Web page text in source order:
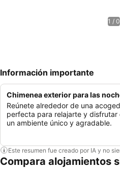
1 / 0
Información importante
Chimenea exterior para las
Reúnete alrededor de una
perfecta para relajarte y disfrutar
un ambiente único y agradable.
Este resumen fue creado por IA y no
Compara alojamientos